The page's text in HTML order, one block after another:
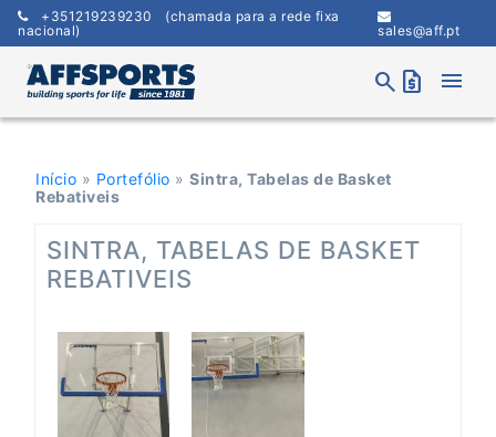
Skip
content
+351219239230 (chamada para a rede fixa
nacional)
sales@aff.pt
search request_quote menu
Início » Portefólio » Sintra, Tabelas de Basket
Rebativeis
SINTRA, TABELAS DE BASKET
REBATIVEIS